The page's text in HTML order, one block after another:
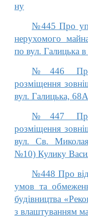
ну
№445 Про
нерухомого
по вул. Галицька
№446 Про
розміщення
вул. Галицька,
№447 Про
розміщення
вул. Св.
№10) Кулику
№448 Про
умов та
будівництва
з влаштуванням